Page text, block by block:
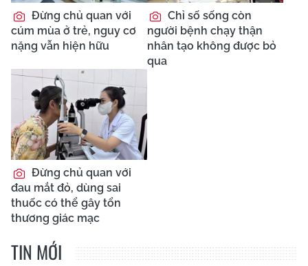
Đừng chủ quan với
cúm mùa ở trẻ, nguy cơ
nặng vẫn hiện hữu
Chỉ số sống còn
người bệnh chạy thận
nhân tạo không được bỏ
qua
Đừng chủ quan với
đau mắt đỏ, dùng sai
thuốc có thể gây tổn
thương giác mạc
TIN MỚI